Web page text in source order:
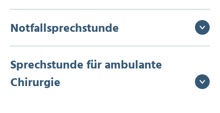
Notfallsprechstunde
Sprechstunde für ambulante
Chirurgie